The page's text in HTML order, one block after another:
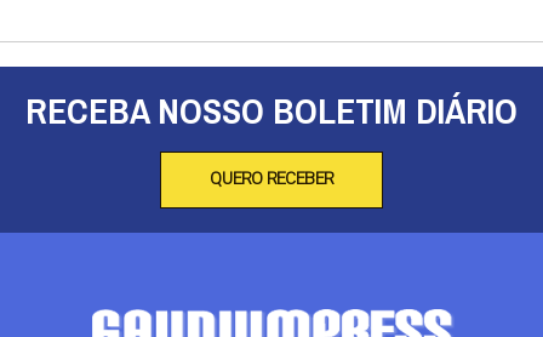
RECEBA NOSSO BOLETIM DIÁRIO
QUERO RECEBER